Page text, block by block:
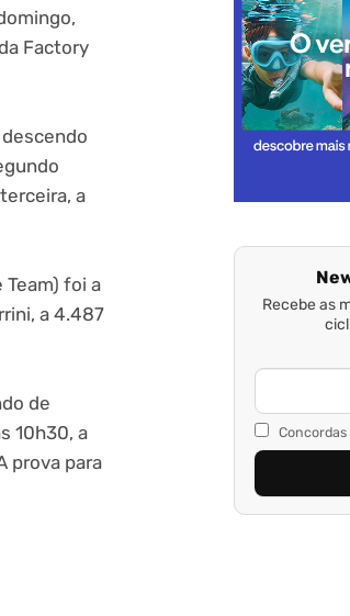
Factory
a
Team) foi a
a 4.487
de
10h30, a
prova para
Recebe as
Concordas